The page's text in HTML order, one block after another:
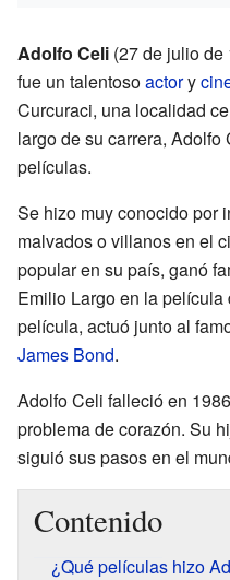
Adolfo Celi (27 de julio de
fue un talentosoactory
Curcuraci, una localidad
largo de su carrera,
películas.
Se hizo muy conocido por
malvados o villanos en el
popular en su país, ganó
Emilio Largo en la película
película, actuó junto al
James Bond.
Adolfo Celi falleció en
problema de corazón. Su
siguió sus pasos en el
Contenido
¿Qué películas hizo